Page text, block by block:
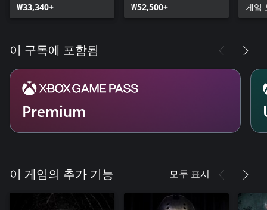
₩33,340+ ₩52,500+ 게임
이 구독에 포함됨
Premium
이 게임의 추가 기능 모두 표시